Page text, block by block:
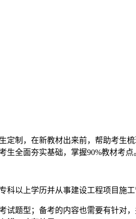
定制，在新教材出来前，帮助考生
全面夯实基础，掌握90%教材考点
科以上学历并从事建设工程项目施
试题型；备考的内容也需要有针对